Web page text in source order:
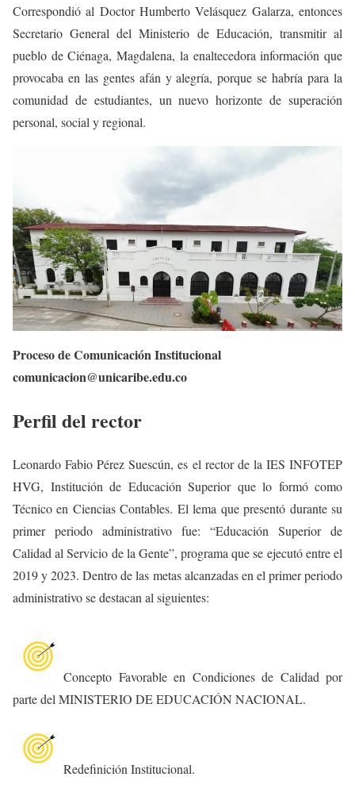
Correspondió al Doctor Humberto Velásquez Galarza, entonces
Secretario General del Ministerio de Educación, transmitir al
pueblo de Ciénaga, Magdalena, la enaltecedora información que
provocaba en las gentes afán y alegría, porque se habría para la
comunidad de estudiantes, un nuevo horizonte de superación
personal, social y regional.
Proceso de Comunicación Institucional
comunicacion@unicaribe.edu.co
Perfil del rector
Leonardo Fabio Pérez Suescún, es el rector de la IES INFOTEP
HVG, Institución de Educación Superior que lo formó como
Técnico en Ciencias Contables. El lema que presentó durante su
primer periodo administrativo fue: “Educación Superior de
Calidad al Servicio de la Gente”, programa que se ejecutó entre el
2019 y 2023. Dentro de las metas alcanzadas en el primer periodo
administrativo se destacan al siguientes:
Concepto Favorable en Condiciones de Calidad por
parte del MINISTERIO DE EDUCACIÓN NACIONAL.
Redefinición Institucional.